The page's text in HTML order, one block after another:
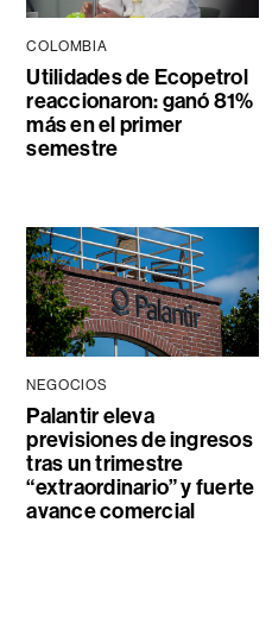
COLOMBIA
Utilidades de Ecopetrol
reaccionaron: ganó 81%
más en el primer
semestre
NEGOCIOS
Palantir eleva
previsiones de ingresos
tras un trimestre
“extraordinario” y fuerte
avance comercial